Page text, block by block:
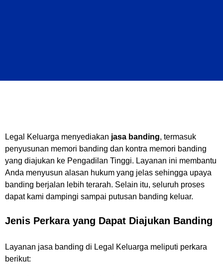
Legal Keluarga menyediakan jasa banding, termasuk
penyusunan memori banding dan kontra memori banding
yang diajukan ke Pengadilan Tinggi. Layanan ini membantu
Anda menyusun alasan hukum yang jelas sehingga upaya
banding berjalan lebih terarah. Selain itu, seluruh proses
dapat kami dampingi sampai putusan banding keluar.
Jenis Perkara yang Dapat Diajukan Banding
Layanan jasa banding di Legal Keluarga meliputi perkara
berikut: